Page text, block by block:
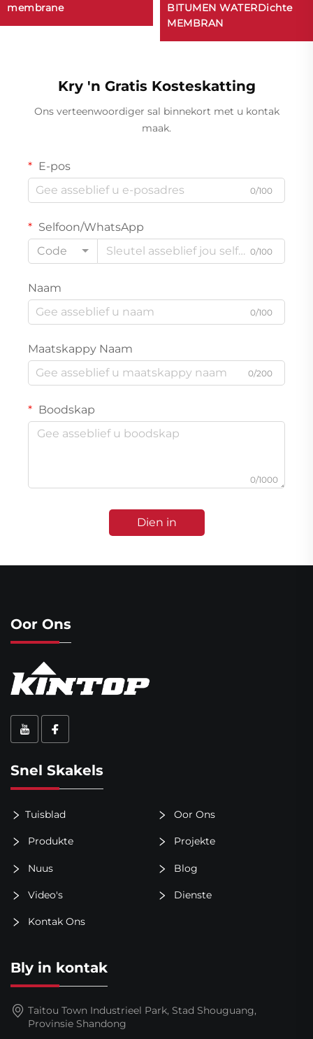
membrane
BITUMEN WATERDichte
MEMBRAN
Kry 'n Gratis Kosteskatting
Ons verteenwoordiger sal binnekort met u kontak
maak.
E-pos
0/100
Selfoon/WhatsApp
Code
0/100
Naam
0/100
Maatskappy Naam
0/200
Boodskap
0/1000
Dien in
Oor Ons
Snel Skakels
Tuisblad Oor Ons
Produkte Projekte
Nuus Blog
Video's Dienste
Kontak Ons
Bly in kontak
Taitou Town Industrieel Park, Stad Shouguang,
Provinsie Shandong